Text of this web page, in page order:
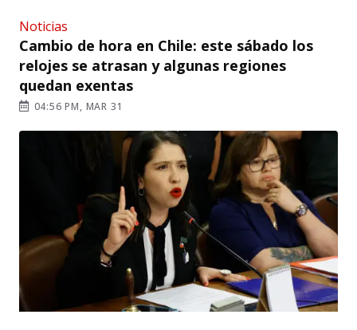
Noticias
Cambio de hora en Chile: este sábado los
relojes se atrasan y algunas regiones
quedan exentas
04:56 PM, MAR 31